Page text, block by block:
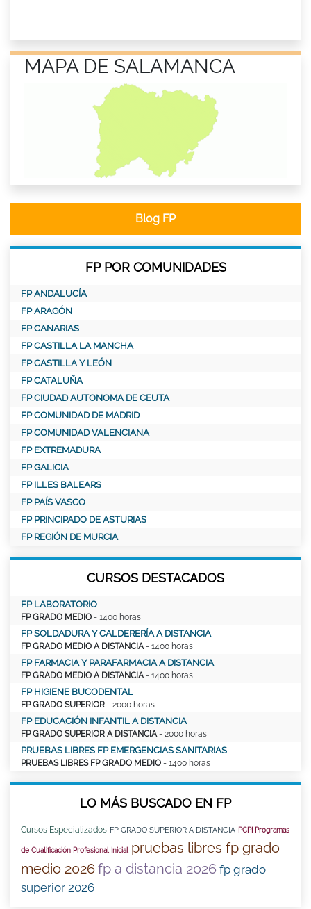
MAPA DE SALAMANCA
Blog FP
FP POR COMUNIDADES
FP ANDALUCÍA
FP ARAGÓN
FP CANARIAS
FP CASTILLA LA MANCHA
FP CASTILLA Y LEÓN
FP CATALUÑA
FP CIUDAD AUTONOMA DE CEUTA
FP COMUNIDAD DE MADRID
FP COMUNIDAD VALENCIANA
FP EXTREMADURA
FP GALICIA
FP ILLES BALEARS
FP PAÍS VASCO
FP PRINCIPADO DE ASTURIAS
FP REGIÓN DE MURCIA
CURSOS DESTACADOS
FP LABORATORIO
FP GRADO MEDIO - 1400 horas
FP SOLDADURA Y CALDERERÍA A DISTANCIA
FP GRADO MEDIO A DISTANCIA - 1400 horas
FP FARMACIA Y PARAFARMACIA A DISTANCIA
FP GRADO MEDIO A DISTANCIA - 1400 horas
FP HIGIENE BUCODENTAL
FP GRADO SUPERIOR - 2000 horas
FP EDUCACIÓN INFANTIL A DISTANCIA
FP GRADO SUPERIOR A DISTANCIA - 2000 horas
PRUEBAS LIBRES FP EMERGENCIAS SANITARIAS
PRUEBAS LIBRES FP GRADO MEDIO - 1400 horas
LO MÁS BUSCADO EN FP
Cursos Especializados FP GRADO SUPERIOR A DISTANCIA PCPI Programas
de Cualificación Profesional Inicial
pruebas libres fp grado
medio 2026fp a distancia 2026 fp grado
superior 2026